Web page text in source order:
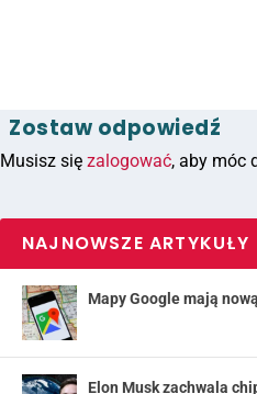
Zostaw odpowiedź
Musisz się zalogować, aby móc
NAJNOWSZE ARTYKUŁY
Mapy Google mają
Elon Musk zachwala